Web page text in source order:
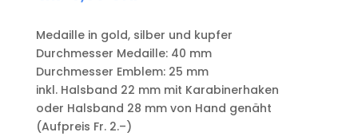
Medaille in gold, silber und kupfer
​Durchmesser Medaille: 40 mm
Durchmesser Emblem: 25 mm
​inkl. Halsband 22 mm mit Karabinerhaken
oder Halsband 28 mm von Hand genäht
(Aufpreis Fr. 2.–)